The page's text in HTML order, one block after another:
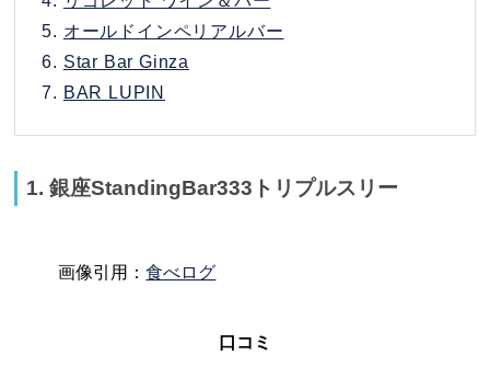
5. オールドインペリアルバー
6. Star Bar Ginza
7. BAR LUPIN
1. 銀座StandingBar333トリプルスリー
画像引用：食べログ
口コミ